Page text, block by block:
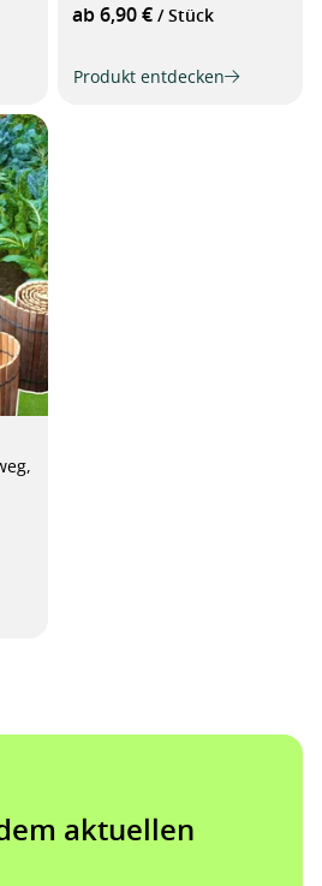
ab 6,90 € / Stück
Produkt entdecken
aktuellen